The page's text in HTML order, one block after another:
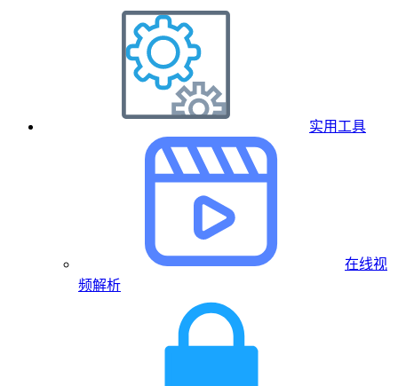
实用工具
在线视
频解析